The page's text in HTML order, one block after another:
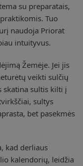
su preparatais,
Tuo
naudoja Priorat
intuityvus.
Žemėje. Jei jis
veikti sulčių
skatina sultis kilti į
sultys
bet pasekmės
kad derliaus
kalendorių, leidžia